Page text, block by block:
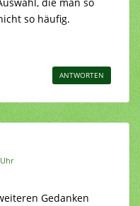
die man so
so häufig.
ANTWORTEN
Gedanken